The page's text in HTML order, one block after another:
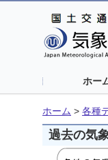
ホー
ホーム > 各種
過去の気